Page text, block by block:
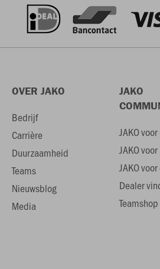
OVER JAKO
Bedrijf
Carrière
Duurzaamheid
Teams
Nieuwsblog
Media
JAKO
JAKO
JAKO
JAKO
Dealer